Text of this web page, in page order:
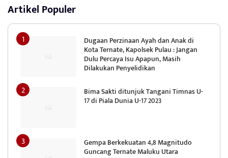
Artikel Populer
Dugaan Perzinaan Ayah dan Anak di
Kota Ternate, Kapolsek Pulau : Jangan
Dulu Percaya Isu Apapun, Masih
Dilakukan Penyelidikan
Bima Sakti ditunjuk Tangani Timnas U-
17 di Piala Dunia U-17 2023
Gempa Berkekuatan 4,8 Magnitudo
Guncang Ternate Maluku Utara